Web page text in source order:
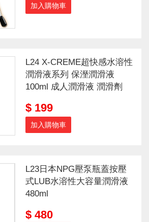
加入購物車
L24 X-CREME超快感水溶性
潤滑液系列 保溼潤滑液
100ml 成人潤滑液 潤滑劑
$ 199
加入購物車
L23日本NPG壓泵瓶蓋按壓
式LUB水溶性大容量潤滑液
480ml
$ 480